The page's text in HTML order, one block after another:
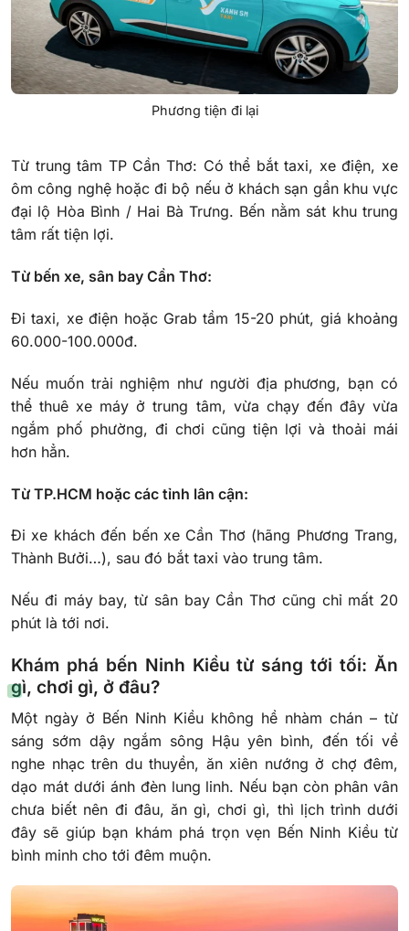
Phương tiện đi lại
Từ trung tâm TP Cần Thơ: Có thể bắt taxi, xe điện, xe
ôm công nghệ hoặc đi bộ nếu ở khách sạn gần khu vực
đại lộ Hòa Bình / Hai Bà Trưng. Bến nằm sát khu trung
tâm rất tiện lợi.
Từ bến xe, sân bay Cần Thơ:
Đi taxi, xe điện hoặc Grab tầm 15-20 phút, giá khoảng
60.000-100.000đ.
Nếu muốn trải nghiệm như người địa phương, bạn có
thể thuê xe máy ở trung tâm, vừa chạy đến đây vừa
ngắm phố phường, đi chơi cũng tiện lợi và thoải mái
hơn hẳn.
Từ TP.HCM hoặc các tỉnh lân cận:
Đi xe khách đến bến xe Cần Thơ (hãng Phương Trang,
Thành Bưởi…), sau đó bắt taxi vào trung tâm.
Nếu đi máy bay, từ sân bay Cần Thơ cũng chỉ mất 20
phút là tới nơi.
Khám phá bến Ninh Kiều từ sáng tới tối: Ăn
gì, chơi gì, ở đâu?
Một ngày ở Bến Ninh Kiều không hề nhàm chán – từ
sáng sớm dậy ngắm sông Hậu yên bình, đến tối về
nghe nhạc trên du thuyền, ăn xiên nướng ở chợ đêm,
dạo mát dưới ánh đèn lung linh. Nếu bạn còn phân vân
chưa biết nên đi đâu, ăn gì, chơi gì, thì lịch trình dưới
đây sẽ giúp bạn khám phá trọn vẹn Bến Ninh Kiều từ
bình minh cho tới đêm muộn.